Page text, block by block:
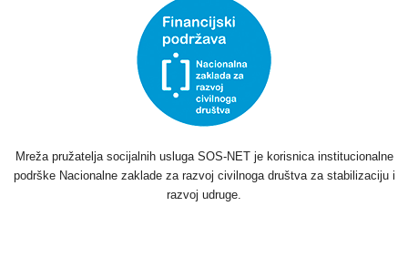
Mreža pružatelja socijalnih usluga SOS-NET je korisnica institucionalne
podrške Nacionalne zaklade za razvoj civilnoga društva za stabilizaciju i
razvoj udruge.